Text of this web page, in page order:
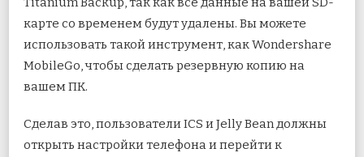
карте со временем будут удалены. Вы можете
использовать такой инструмент, как Wondershare
MobileGo, чтобы сделать резервную копию на
вашем ПК.
Сделав это, пользователи ICS и Jelly Bean должны
открыть настройки телефона и перейти к